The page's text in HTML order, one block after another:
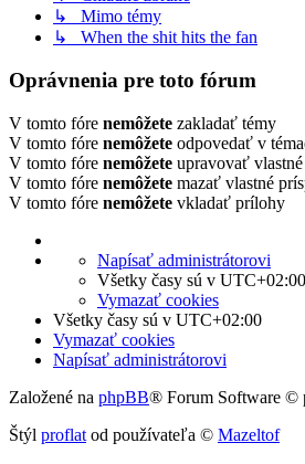
↳ Mimo témy
↳ When the shit hits the fan
Oprávnenia pre toto fórum
V tomto fóre nemôžete zakladať témy
V tomto fóre nemôžete odpovedať v
V tomto fóre nemôžete upravovať
V tomto fóre nemôžete mazať vlastné
V tomto fóre nemôžete vkladať prílohy
Napísať administrátorovi
Všetky časy sú v UTC+02:00
Vymazať cookies
Všetky časy sú v UTC+02:00
Vymazať cookies
Napísať administrátorovi
Založené na phpBB® Forum Software ©
Štýl proflat od používateľa © Mazeltof